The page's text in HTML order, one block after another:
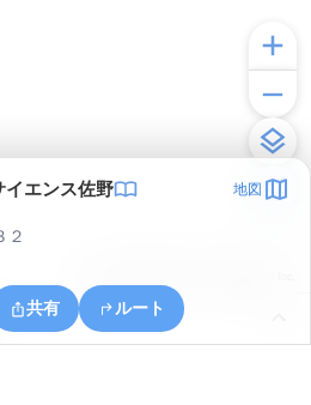
イエンス佐野 地図
２
共有 ルート